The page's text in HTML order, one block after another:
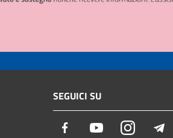
SEGUICI SU
Facebook YoutubeInstagram